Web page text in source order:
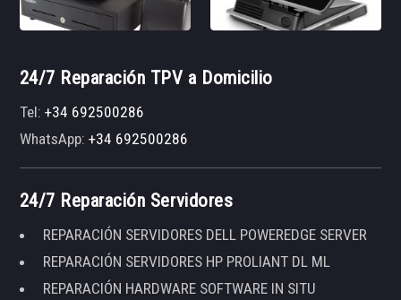
24/7 Reparación TPV a Domicilio
Tel:+34 692500286
WhatsApp:+34 692500286
24/7 Reparación Servidores
REPARACIÓN SERVIDORES DELL POWEREDGE SERVER
REPARACIÓN SERVIDORES HP PROLIANT DL ML
REPARACIÓN HARDWARE SOFTWARE IN SITU